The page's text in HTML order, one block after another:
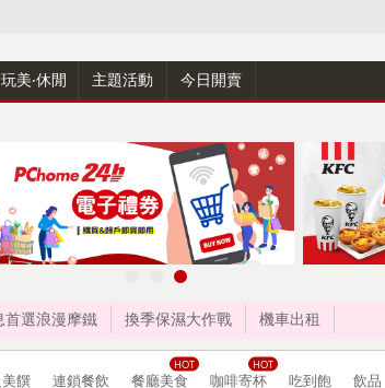
玩美‧休閒 主題活動 今日開賣
首選浪漫摩鐵 換季保濕大作戰 機車出租
饌 連鎖餐飲 餐廳美食 咖啡寄杯 吃到飽 飲品